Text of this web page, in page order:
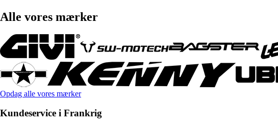
Alle vores mærker
Opdag alle vores mærker
Kundeservice i Frankrig